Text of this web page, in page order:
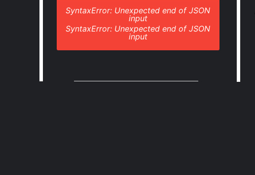
SyntaxError: Unexpected end of JSON
input
SyntaxError: Unexpected end of JSON
input